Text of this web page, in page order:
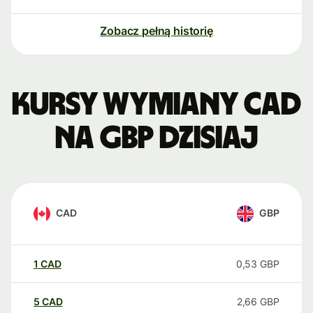
Zobacz pełną historię
Kursy wymiany CAD
na GBP dzisiaj
CAD GBP
1 CAD 0,53 GBP
5 CAD 2,66 GBP